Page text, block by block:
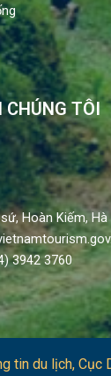
TÔI
Hoàn Kiếm, Hà
3942 3760
tin du lịch​, Cục